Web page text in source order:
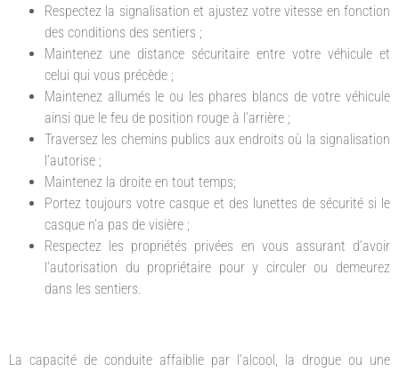
Respectez la signalisation et ajustez votre vitesse en fonction
des conditions des sentiers ;
Maintenez une distance sécuritaire entre votre véhicule et
celui qui vous précède ;
Maintenez allumés le ou les phares blancs de votre véhicule
ainsi que le feu de position rouge à l’arrière ;
Traversez les chemins publics aux endroits où la signalisation
l’autorise ;
Maintenez la droite en tout temps;
Portez toujours votre casque et des lunettes de sécurité si le
casque n’a pas de visière ;
Respectez les propriétés privées en vous assurant d’avoir
l’autorisation du propriétaire pour y circuler ou demeurez
dans les sentiers.
La capacité de conduite affaiblie par l’alcool, la drogue ou une